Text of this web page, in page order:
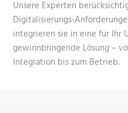
Unsere Experten
Digitalisierungs-
integrieren sie in eine für Ihr
gewinnbringende Lösung –
Integration bis zum Betrieb.